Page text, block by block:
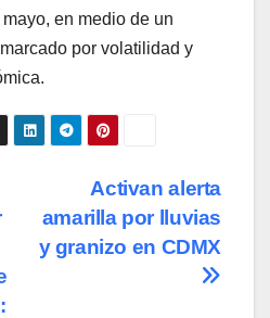
en medio de un
por volatilidad y
Activan alerta
amarilla por lluvias
y granizo en CDMX